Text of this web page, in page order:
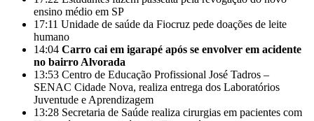
ensino médio em SP
17:11 Unidade de saúde da Fiocruz pede doações de leite
humano
14:04 Carro cai em igarapé após se envolver em acidente
no bairro Alvorada
13:53 Centro de Educação Profissional José Tadros –
SENAC Cidade Nova, realiza entrega dos Laboratórios
Juventude e Aprendizagem
13:28 Secretaria de Saúde realiza cirurgias em pacientes com